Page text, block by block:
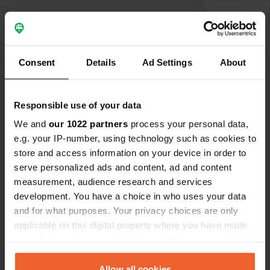
Consent Details Ad Settings About
Responsible use of your data
We and our 1022 partners process your personal data,
e.g. your IP-number, using technology such as cookies to
store and access information on your device in order to
serve personalized ads and content, ad and content
measurement, audience research and services
development. You have a choice in who uses your data
and for what purposes. Your privacy choices are only
applicable on this digital property where you have made
any time from the Cookie Declaration or by clicking on
n'y avait
ou pour
donc rien
Contact
Emplacement
Rue de la Digue
52130, Wassy, France
48° 29' 19" N 4° 56' 58" E